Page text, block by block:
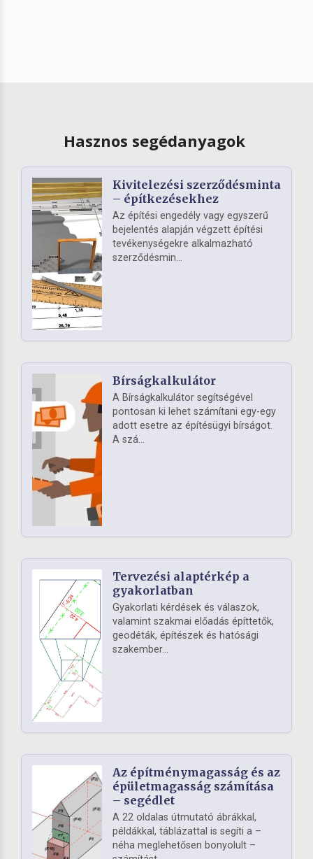
Hasznos segédanyagok
Kivitelezési szerződésminta
– építkezésekhez
Az építési engedély vagy egyszerű
bejelentés alapján végzett építési
tevékenységekre alkalmazható
szerződésmin...
Bírságkalkulátor
A Bírságkalkulátor segítségével
pontosan ki lehet számítani egy-egy
adott esetre az építésügyi bírságot.
A szá...
Tervezési alaptérkép a
gyakorlatban
Gyakorlati kérdések és válaszok,
valamint szakmai előadás építtetők,
geodéták, építészek és hatósági
szakember...
Az építménymagasság és az
épületmagasság számítása
– segédlet
A 22 oldalas útmutató ábrákkal,
példákkal, táblázattal is segíti a –
néha meglehetősen bonyolult –